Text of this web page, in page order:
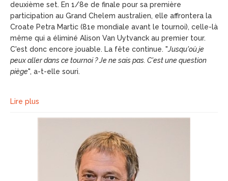
deuxième set. En 1/8e de finale pour sa première
participation au Grand Chelem australien, elle affrontera la
Croate Petra Martic (81e mondiale avant le tournoi), celle-là
même qui a éliminé Alison Van Uytvanck au premier tour.
C'est donc encore jouable. La fête continue. "Jusqu'où je
peux aller dans ce tournoi ? Je ne sais pas. C'est une question
piège", a-t-elle souri.
Lire plus